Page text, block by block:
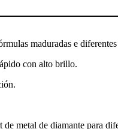
maduradas e
con alto brillo.
metal de diamante para